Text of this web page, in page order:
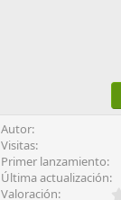
Autor
Visitas
Primer lanzamiento
Última actualización
Valoración